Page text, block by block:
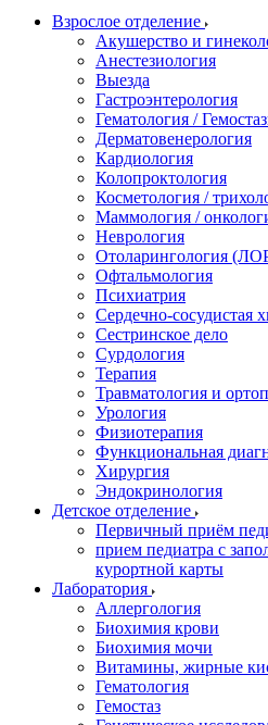
Взрослое отделение
Акушерство и
Анестезиология
Выезда
Гастроэнтерология
Гематология /
Дерматовенерология
Кардиология
Колопроктология
Косметология /
Маммология /
Неврология
Отоларингология
Офтальмология
Психиатрия
Сердечно-сосудистая
Сестринское дело
Сурдология
Терапия
Травматология и
Урология
Физиотерапия
Функциональная
Хирургия
Эндокринология
Детское отделение
Первичный приём
прием педиатра с
курортной карты
Лаборатория
Аллергология
Биохимия крови
Биохимия мочи
Витамины, жирные
Гематология
Гемостаз